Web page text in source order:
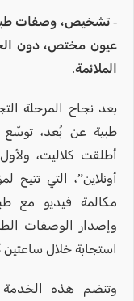
- تشخيص، وصفات
عيون مختص، دون
الملائمة.
طبية عن بُعد، توسّع
أطلقت كلاليت،
أونلاين”، التي
مكالمة فيديو مع
وإصدار الوصفات
استجابة خلال